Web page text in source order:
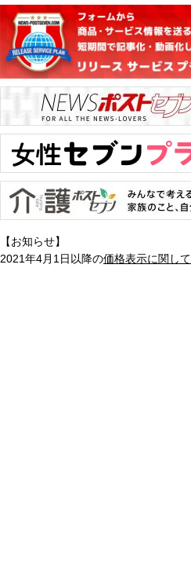
【お知らせ】
2021年4月1日以降の価格表示に関して